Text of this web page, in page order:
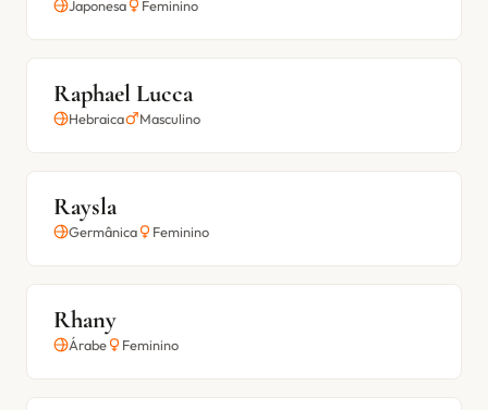
Japonesa Feminino
Raphael Lucca
Hebraica Masculino
Raysla
Germânica Feminino
Rhany
Árabe Feminino